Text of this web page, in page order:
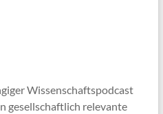
Wissenschaftspodcast
gesellschaftlich relevante